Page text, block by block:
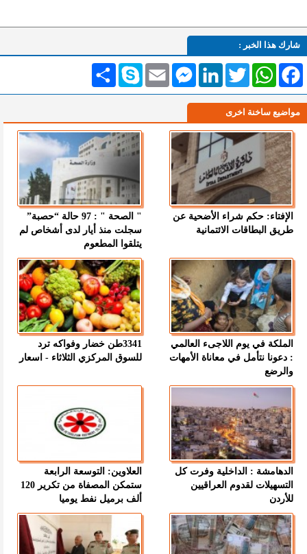
شارك هذا الخبر :
انشر Skype Email
MessengerLinkedInTwitterWhatsAppFacebook
مواضيع ساخنة اخرى
الإفتاء: حكم شراء الأضحية عن
طريق البطاقات الائتمانية
" الصحة " : 97 حالة “حصبة”
سجلت منذ أيار لدى أشخاص لم
يتلقوا المطعوم
الملكة في يوم اللاجىء العالمي
: دعونا نتأمل في معاناة الأمهات
والرضع
3341طن خضار وفواكه ترد
للسوق المركزي الثلاثاء - اسعار
الدهامشة : الداخلية وفرت كل
التسهيلات لقدوم العراقيين
للأردن
العلاوين: التوسعة الرابعة
ستمكن المصفاة من تكرير 120
ألف برميل نفط يوميا